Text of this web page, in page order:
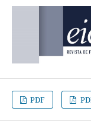
PDF